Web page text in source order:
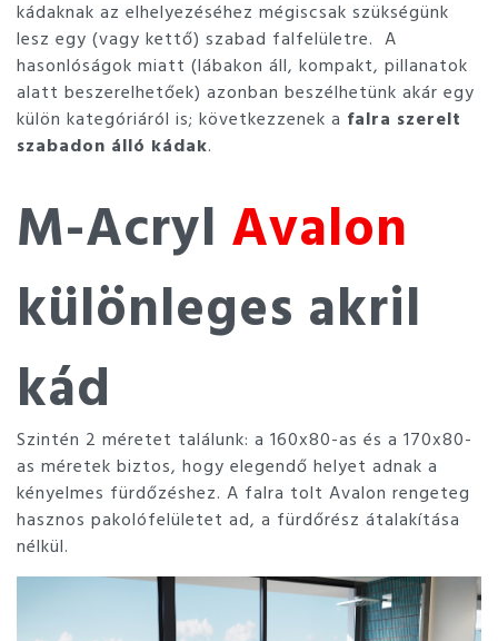
kádaknak az elhelyezéséhez mégiscsak szükségünk
lesz egy (vagy kettő) szabad falfelületre. A
hasonlóságok miatt (lábakon áll, kompakt, pillanatok
alatt beszerelhetőek) azonban beszélhetünk akár egy
külön kategóriáról is; következzenek a falra szerelt
szabadon álló kádak.
M-Acryl Avalon
különleges akril
kád
Szintén 2 méretet találunk: a 160x80-as és a 170x80-
as méretek biztos, hogy elegendő helyet adnak a
kényelmes fürdőzéshez. A falra tolt Avalon rengeteg
hasznos pakolófelületet ad, a fürdőrész átalakítása
nélkül.